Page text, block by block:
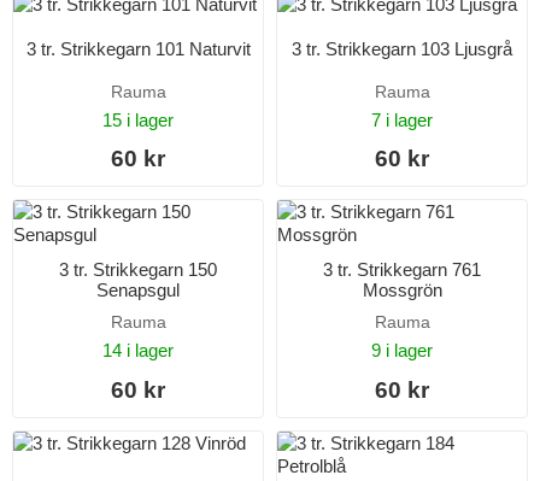
3 tr. Strikkegarn 101 Naturvit
Rauma
15 i lager
60 kr
3 tr. Strikkegarn 103 Ljusgrå
Rauma
7 i lager
60 kr
3 tr. Strikkegarn 150
Senapsgul
Rauma
14 i lager
60 kr
3 tr. Strikkegarn 761
Mossgrön
Rauma
9 i lager
60 kr